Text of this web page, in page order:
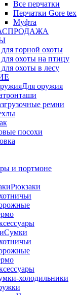
Все перчатки
Перчатки Gore tex
Муфта
горной охоты
охоты на птицу
охоты в лесу
Для оружия
ремни
посохи
и портмоне
Рюкзаки
Сумки
холодильники